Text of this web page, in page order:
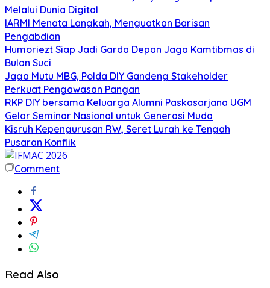
Melalui Dunia Digital
IARMI Menata Langkah, Menguatkan Barisan
Pengabdian
Humoriezt Siap Jadi Garda Depan Jaga Kamtibmas di
Bulan Suci
Jaga Mutu MBG, Polda DIY Gandeng Stakeholder
Perkuat Pengawasan Pangan
RKP DIY bersama Keluarga Alumni Paskasarjana UGM
Gelar Seminar Nasional untuk Generasi Muda
Kisruh Kepengurusan RW, Seret Lurah ke Tengah
Pusaran Konflik
Comment
Read Also